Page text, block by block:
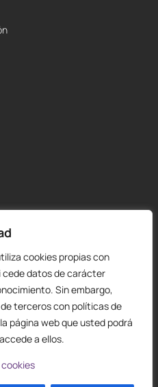
cookies propias con
datos de carácter
Sin embargo,
terceros con políticas de
página web que usted podrá
a ellos.
Sambara #101 (Madrid,
14